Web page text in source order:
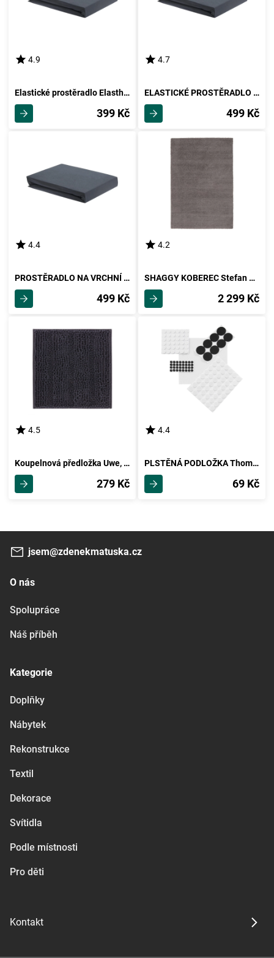
4.9
Elastické prostěradlo Elasthan, 100/200/28cm,antrac.
399 Kč
4.7
ELASTICKÉ PROSTĚRADLO Elasthan, 150/200/28cm
499 Kč
4.4
PROSTĚRADLO NA VRCHNÍ MATRACI Elasthan Topper, 180/200/15cm
499 Kč
4.2
SHAGGY KOBEREC Stefan 2, 120/170cm, Tm.šedá
2 299 Kč
4.5
Koupelnová předložka Uwe, 50/50cm, Antracit
279 Kč
4.4
PLSTĚNÁ PODLOŽKA Thomas 88 Tlg. -Ext- -Kma-
69 Kč
jsem@zdenekmatuska.cz
O nás
Spolupráce
Náš příběh
Kategorie
Doplňky
Nábytek
Rekonstrukce
Textil
Dekorace
Svítidla
Podle místnosti
Pro děti
Kontakt